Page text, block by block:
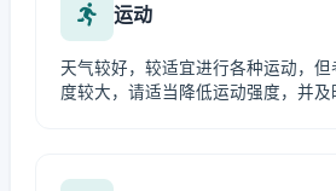
运动
天气较好，较适宜进行各种运动，
度较大，请适当降低运动强度，并及